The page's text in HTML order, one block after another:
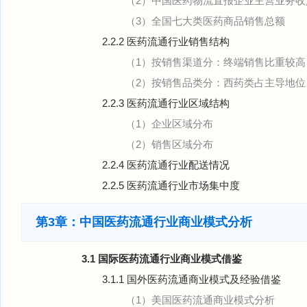
（3）全国七大类医药商品销售总额
2.2.2 医药流通行业销售结构
（1）按销售渠道分：终端销售比重较高
（2）按销售品类分：西药类占主导地位
2.2.3 医药流通行业区域结构
（1）企业区域分布
（2）销售区域分布
2.2.4 医药流通行业配送情况
2.2.5 医药流通行业市场集中度
第3章：中国医药流通行业商业模式分析
3.1 国际医药流通行业商业模式借鉴
3.1.1 国外医药流通商业模式及经验借鉴
（1）美国医药流通商业模式分析